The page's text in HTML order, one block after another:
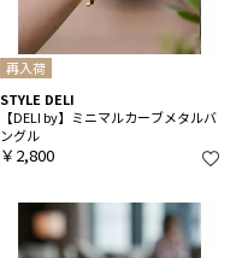
再入荷
STYLE DELI
【DELI by】ミニマルカーブメタルバ
ングル
￥2,800